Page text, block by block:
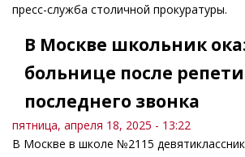
пресс-служба столичной прокуратуры.
В Москве школьник
больнице после
последнего звонка
пятница, апреля 18, 2025 - 13:22
В Москве в школе №2115